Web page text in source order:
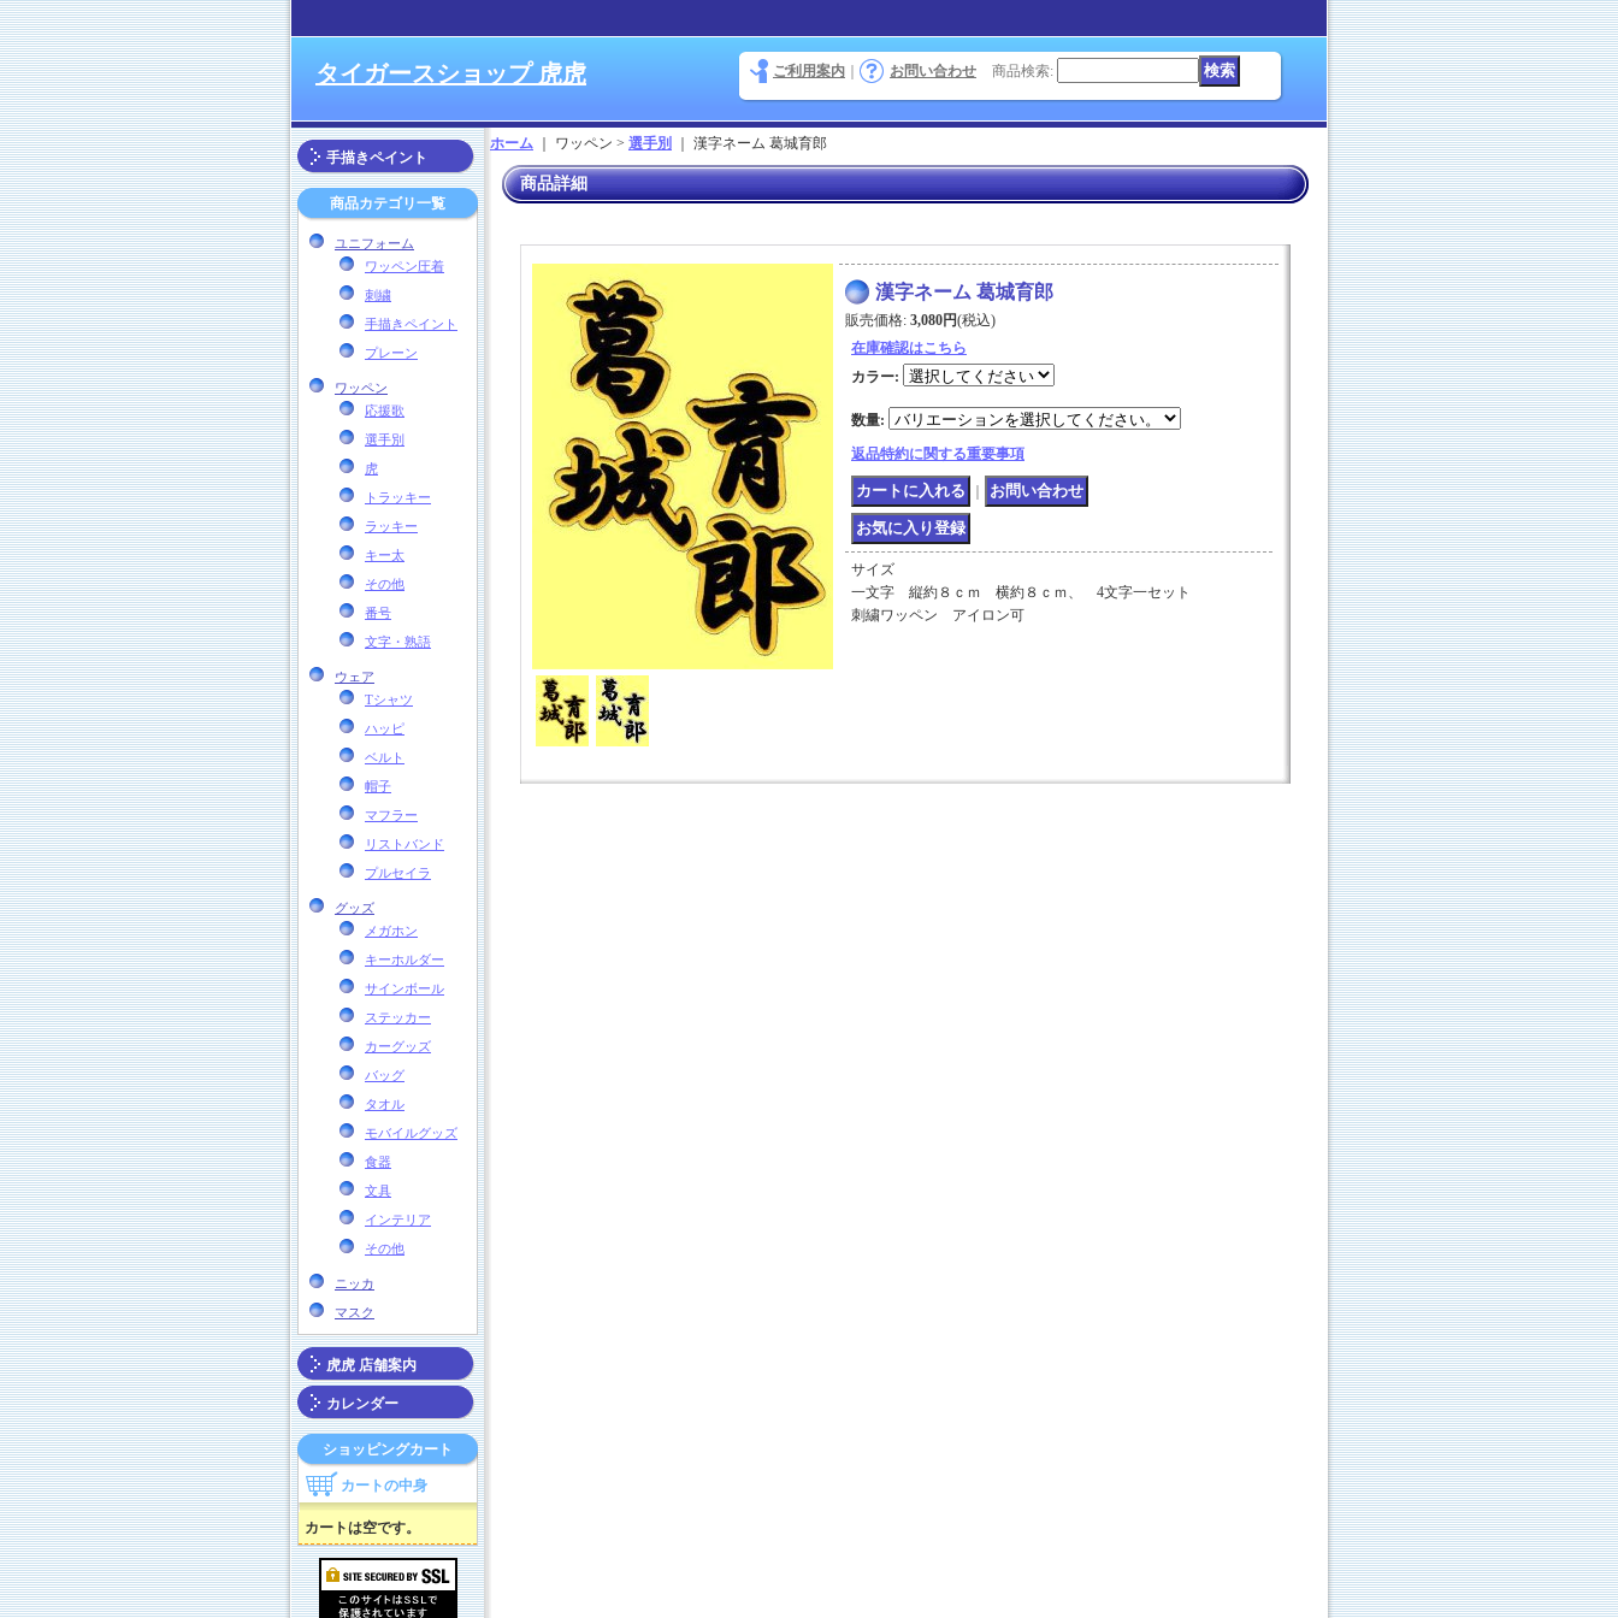
タイガースショップ 虎虎 ご利用案内 お問い合わせ 商品検索:
手描きペイント
商品カテゴリ一覧
ユニフォーム
ワッペン圧着
刺繍
手描きペイント
プレーン
ワッペン
応援歌
選手別
虎
トラッキー
ラッキー
キー太
その他
番号
文字・熟語
ウェア
Tシャツ
ハッピ
ベルト
帽子
マフラー
リストバンド
プルセイラ
グッズ
メガホン
キーホルダー
サインボール
ステッカー
カーグッズ
バッグ
タオル
モバイルグッズ
食器
文具
インテリア
その他
ニッカ
マスク
虎虎 店舗案内
カレンダー
ショッピングカート
カートの中身
カートは空です。
ホーム ｜ ワッペン > 選手別 漢字ネーム 葛城育郎
商品詳細
漢字ネーム 葛城育郎
販売価格: 3,080円(税込)
在庫確認はこちら
カラー:
数量:
返品特約に関する重要事項
サイズ
一文字 縦約８ｃｍ 横約８ｃｍ、 4文字一セット
刺繍ワッペン アイロン可